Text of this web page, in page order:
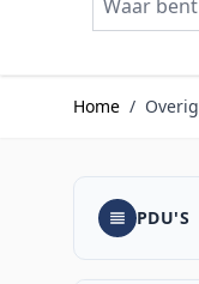
Home / Overig
PDU'S